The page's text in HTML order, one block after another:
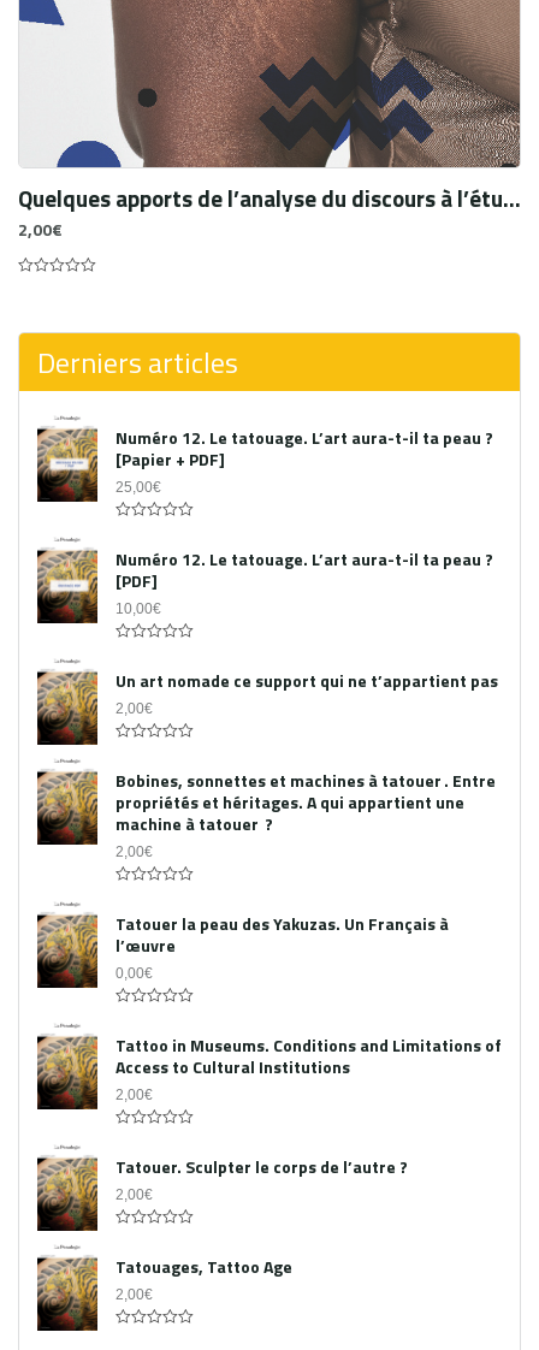
Quelques apports de l’analyse du discours à l’étude des perceptions tactiles passives
2,00€
5
Derniers articles
Numéro 12. Le tatouage. L’art aura-t-il ta peau ?
[Papier + PDF]
25,00€
out
of
5
Numéro 12. Le tatouage. L’art aura-t-il ta peau ?
[PDF]
10,00€
out
of
5
Un art nomade ce support qui ne t’appartient pas
2,00€
out
of
5
Bobines, sonnettes et machines à tatouer . Entre
propriétés et héritages. A qui appartient une
machine à tatouer ?
2,00€
out
of
5
Tatouer la peau des Yakuzas. Un Français à
l’œuvre
0,00€
out
of
5
Tattoo in Museums. Conditions and Limitations of
Access to Cultural Institutions
2,00€
out
of
5
Tatouer. Sculpter le corps de l’autre ?
2,00€
out
of
5
Tatouages, Tattoo Age
2,00€